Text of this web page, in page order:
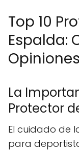
Top 10
Espalda:
Opiniones
La
Protector
El cuidado de
para